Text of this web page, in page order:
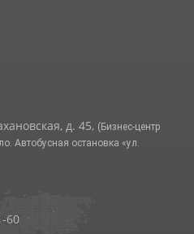
д. 45, (Бизнес-центр
Автобусная остановка «ул.
60